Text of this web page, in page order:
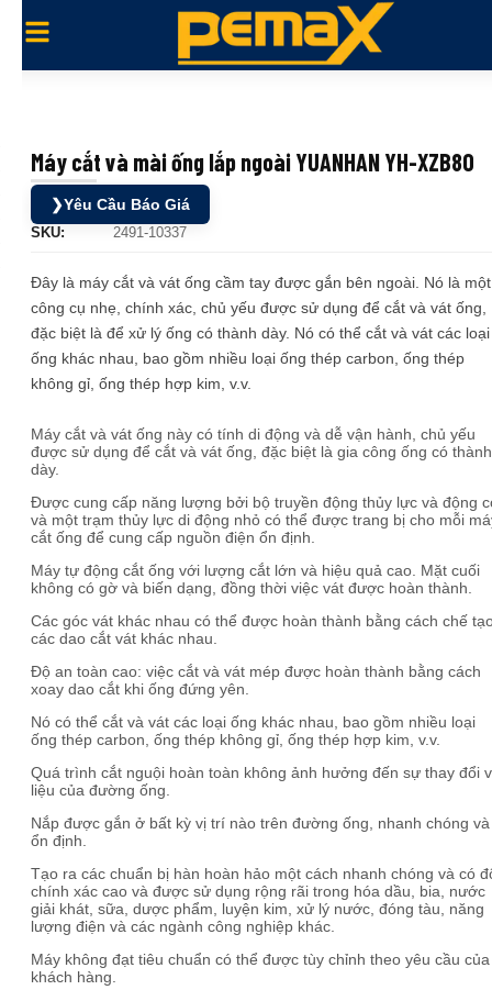
Máy cắt và mài ống lắp ngoài YUANHAN YH-XZB80
❯Yêu Cầu Báo Giá
SKU: 2491-10337
Đây là máy cắt và vát ống cầm tay được gắn bên ngoài. Nó là một
công cụ nhẹ, chính xác, chủ yếu được sử dụng để cắt và vát ống,
đặc biệt là để xử lý ống có thành dày. Nó có thể cắt và vát các loại
ống khác nhau, bao gồm nhiều loại ống thép carbon, ống thép
không gỉ, ống thép hợp kim, v.v.
Máy cắt và vát ống này có tính di động và dễ vận hành, chủ yếu
được sử dụng để cắt và vát ống, đặc biệt là gia công ống có thành
dày.
Được cung cấp năng lượng bởi bộ truyền động thủy lực và động
và một trạm thủy lực di động nhỏ có thể được trang bị cho mỗi
cắt ống để cung cấp nguồn điện ổn định.
Máy tự động cắt ống với lượng cắt lớn và hiệu quả cao. Mặt cuối
không có gờ và biến dạng, đồng thời việc vát được hoàn thành.
Các góc vát khác nhau có thể được hoàn thành bằng cách chế
các dao cắt vát khác nhau.
Độ an toàn cao: việc cắt và vát mép được hoàn thành bằng cách
xoay dao cắt khi ống đứng yên.
Nó có thể cắt và vát các loại ống khác nhau, bao gồm nhiều loại
ống thép carbon, ống thép không gỉ, ống thép hợp kim, v.v.
Quá trình cắt nguội hoàn toàn không ảnh hưởng đến sự thay đổi
liệu của đường ống.
Nắp được gắn ở bất kỳ vị trí nào trên đường ống, nhanh chóng và
ổn định.
Tạo ra các chuẩn bị hàn hoàn hảo một cách nhanh chóng và có
chính xác cao và được sử dụng rộng rãi trong hóa dầu, bia, nước
giải khát, sữa, dược phẩm, luyện kim, xử lý nước, đóng tàu, năng
lượng điện và các ngành công nghiệp khác.
Máy không đạt tiêu chuẩn có thể được tùy chỉnh theo yêu cầu của
khách hàng.